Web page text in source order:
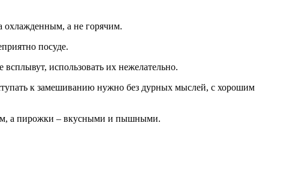
охлажденным, а не горячим.
посуде.
использовать их нежелательно.
к замешиванию нужно без дурных мыслей, с хорошим
а пирожки – вкусными и пышными.